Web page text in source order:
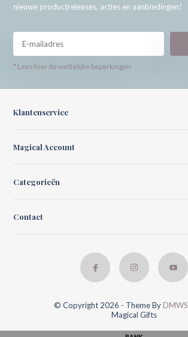
nieuwe productreleases, acties en aanbiedingen!
* Lees hier de wettelijke beperkingen
Klantenservice
Magical Account
Categorieën
Contact
© Copyright 2026 - Theme By DMWS
Magical Gifts